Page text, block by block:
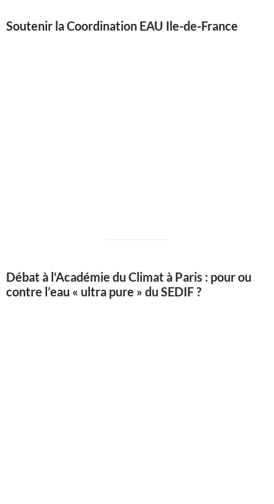
Soutenir la Coordination EAU Ile-de-France
Débat à l'Académie du Climat à Paris : pour ou
contre l’eau « ultra pure » du SEDIF ?